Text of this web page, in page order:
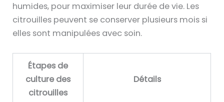
humides, pour maximiser leur durée de vie. Les
citrouilles peuvent se conserver plusieurs mois si
elles sont manipulées avec soin.
Étapes de
culture des
citrouilles
Détails